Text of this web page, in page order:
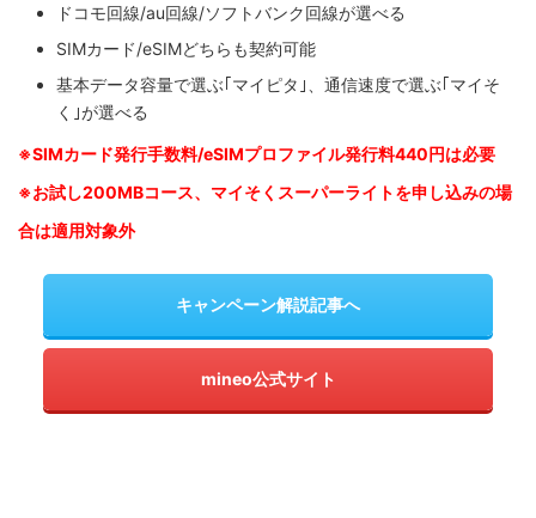
ドコモ回線/au回線/ソフトバンク回線が選べる
SIMカード/eSIMどちらも契約可能
基本データ容量で選ぶ｢マイピタ｣、通信速度で選ぶ｢マイそ
く｣が選べる
※SIMカード発行手数料/eSIMプロファイル発行料440円は必要
※お試し200MBコース、マイそくスーパーライトを申し込みの場
合は適用対象外
キャンペーン解説記事へ
mineo公式サイト